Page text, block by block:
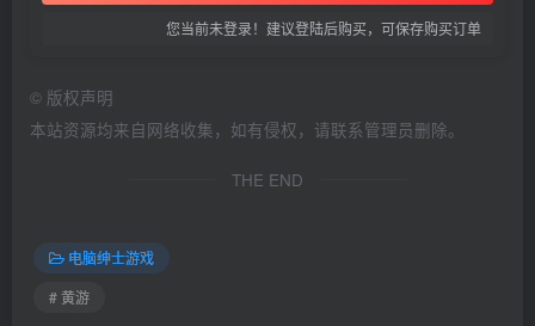
您当前未登录！建议登陆后购买，可保存购买订单
© 版权声明
本站资源均来自网络收集，如有侵权，请联系管理员删除。
THE END
电脑绅士游戏
# 黄游